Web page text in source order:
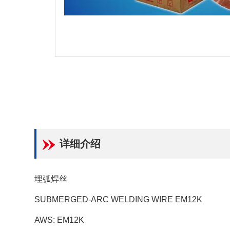
详细介绍
埋弧焊丝
SUBMERGED-ARC WELDING WIRE EM12K
AWS: EM12K